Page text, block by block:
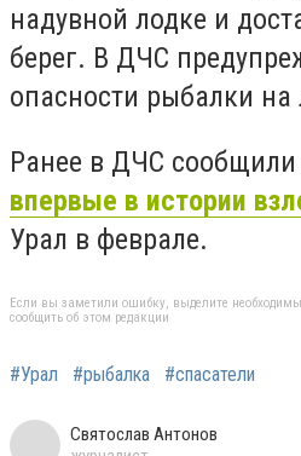
надувной лодке и
берег. В ДЧС
опасности рыбалки на
Ранее в ДЧС сообщили
впервые в истории
Урал в феврале.
Если вы заметили ошибку, выделите
сообщить об этом редакции
#Урал #рыбалка #спасатели
Святослав Антонов